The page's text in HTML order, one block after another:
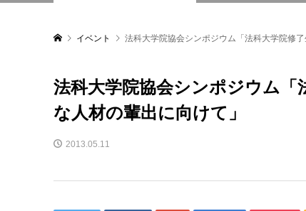
イベント 法科大学院協会シンポジウム「法科大学院修
法科大学院協会シンポジウム
な人材の輩出に向けて」
2013.05.11